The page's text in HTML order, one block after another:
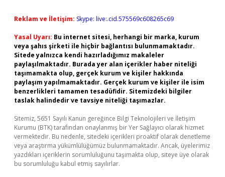
Reklam ve İletişim: Skype: live:.cid.575569c608265c69
Yasal Uyarı: Bu internet sitesi, herhangi bir marka, kurum
veya şahıs şirketi ile hiçbir bağlantısı bulunmamaktadır.
Sitede yalnızca kendi hazırladığımız makaleler
paylaşılmaktadır. Burada yer alan içerikler haber niteliği
taşımamakta olup, gerçek kurum ve kişiler hakkında
paylaşım yapılmamaktadır. Gerçek kurum ve kişiler ile isim
benzerlikleri tamamen tesadüfidir. Sitemizdeki bilgiler
taslak halindedir ve tavsiye niteliği taşımazlar.
Sitemiz, 5651 Sayılı Kanun gereğince Bilgi Teknolojileri ve İletişim
Kurumu (BTK) tarafından onaylanmış bir Yer Sağlayıcı olarak hizmet
vermektedir. Bu nedenle, sitedeki içerikleri proaktif olarak denetleme
veya araştırma yükümlülüğümüz bulunmamaktadır. Ancak, üyelerimiz
yazdıkları içeriklerin sorumluluğunu taşımakta olup, siteye üye olarak
bu sorumluluğu kabul etmiş sayılırlar.